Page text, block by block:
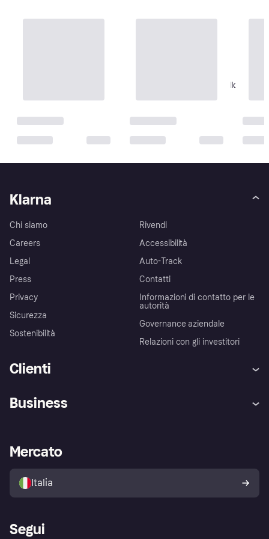
Tattini Redini Per Cavallo In
30,45 €
O 3 pagamenti di 10,15 €
2 negozi
Klarna
Chi siamo
Careers
Legal
Press
Privacy
Sicurezza
Sostenibilità
Rivendi
Accessibilità
Auto-Track
Contatti
Informazioni di contatto per le
autorità
Governance aziendale
Relazioni con gli investitori
Clienti
Esplora i negozi
Politica di protezione
dell'acquirente Klarna
Business
Accesso aziende
Mercato
Italia
Segui